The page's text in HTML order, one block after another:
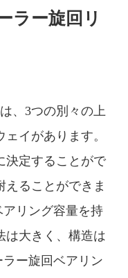
ラー旋回リ
、3つの別々の上
イがあります。
決定することがで
えることができま
リング容量を持
は大きく、構造は
ー旋回ベアリン